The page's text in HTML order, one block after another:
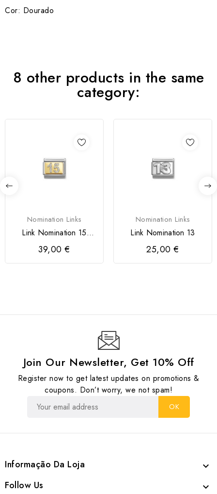
Cor: Dourado
8 other products in the same
category:
Nomination Links
Link Nomination 15
Glitter
39,00 €
Nomination Links
Link Nomination 13
25,00 €
Join Our Newsletter, Get 10% Off
Register now to get latest updates on promotions &
coupons. Don’t worry, we not spam!
Informação Da Loja 
Follow Us 